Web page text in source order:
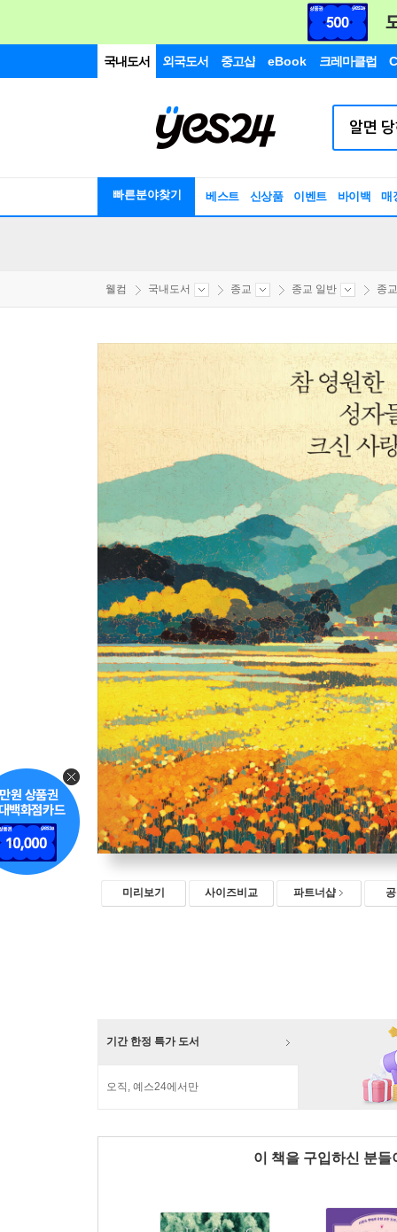
국내도서 외국도서 중고샵 eBook 크레마클럽
빠른분야찾기 베스트 신상품 이벤트 바이백 매
웰컴 국내도서 종교 종교 일반 종
미리보기 사이즈비교 파트너샵
기간 한정 특가 도서
오직, 예스24에서만
이 책을 구입하신 분